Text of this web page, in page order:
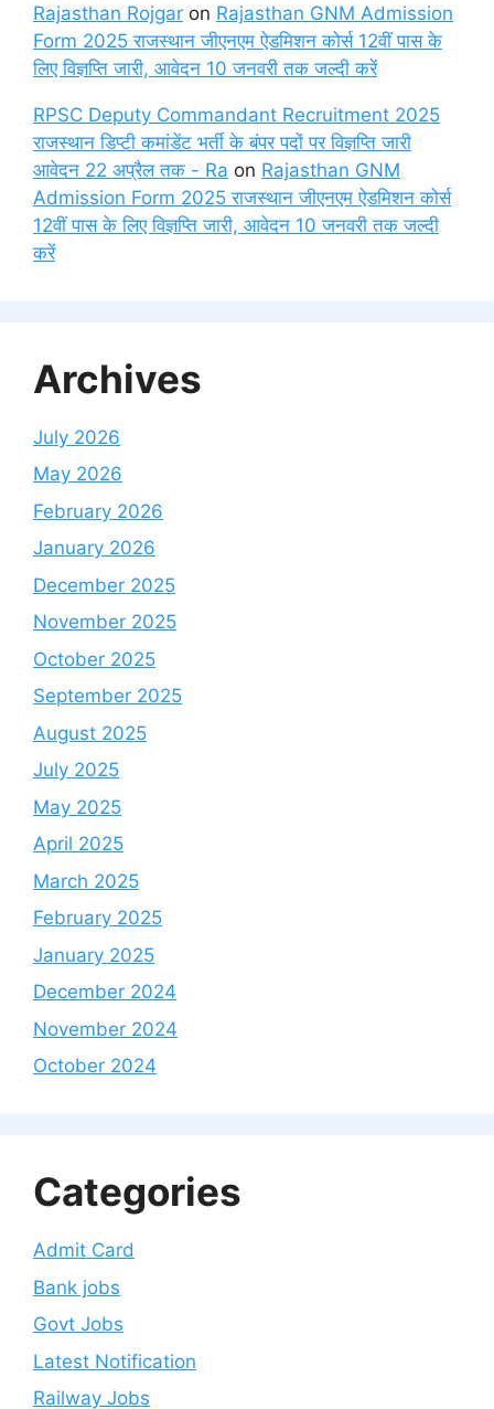
Rajasthan Rojgar on Rajasthan GNM Admission
Form 2025 राजस्थान जीएनएम ऐडमिशन कोर्स 12वीं पास के
लिए विज्ञप्ति जारी, आवेदन 10 जनवरी तक जल्दी करें
RPSC Deputy Commandant Recruitment 2025
राजस्थान डिप्टी कमांडेंट भर्ती के बंपर पदों पर विज्ञप्ति जारी
आवेदन 22 अप्रैल तक - Ra on Rajasthan GNM
Admission Form 2025 राजस्थान जीएनएम ऐडमिशन कोर्स
12वीं पास के लिए विज्ञप्ति जारी, आवेदन 10 जनवरी तक जल्दी
करें
Archives
July 2026
May 2026
February 2026
January 2026
December 2025
November 2025
October 2025
September 2025
August 2025
July 2025
May 2025
April 2025
March 2025
February 2025
January 2025
December 2024
November 2024
October 2024
Categories
Admit Card
Bank jobs
Govt Jobs
Latest Notification
Railway Jobs